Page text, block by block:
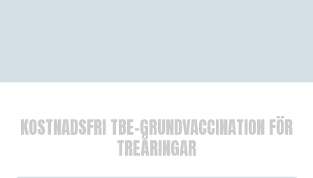
KOSTNADSFRI TBE-GRUNDVACCINATION FÖR
TREÅRINGAR